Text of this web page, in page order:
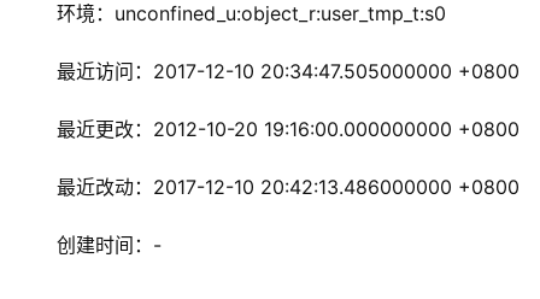
环境：unconfined_u:object_r:user_tmp_t:s0
最近访问：2017-12-10 20:34:47.505000000 +0800
最近更改：2012-10-20 19:16:00.000000000 +0800
最近改动：2017-12-10 20:42:13.486000000 +0800
创建时间：-